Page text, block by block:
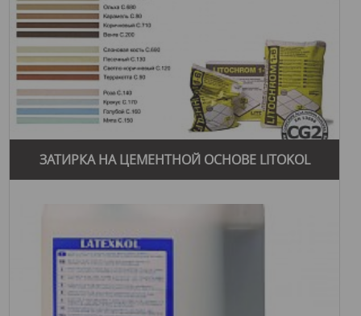
ЗАТИРКА НА ЦЕМЕНТНОЙ ОСНОВЕ LITOKOL